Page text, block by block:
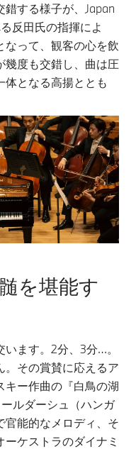
錯する様子が、Japan
反田氏の指揮によ
なって、観客の心を飲
幾度も交錯し、曲は圧
となる高揚ととも
を堪能す
ます。2分、3分…。
。その賞賛に応えるア
キー作曲の『白鳥の湖
ルダーシュ（ハンガ
官能的なメロディ、そ
ケストラのダイナミ